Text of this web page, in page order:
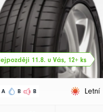
11.8. u Vás, 12+ ks
A B B Letní